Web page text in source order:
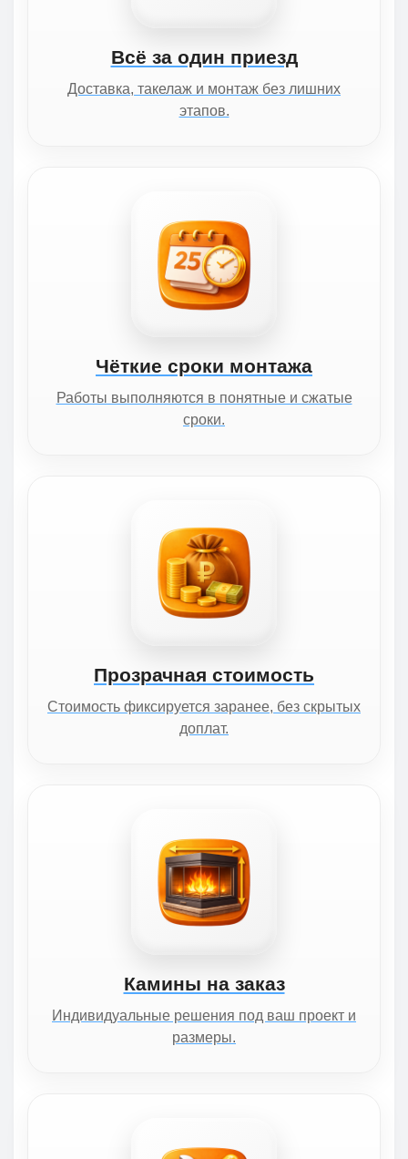
Всё за один приезд
Доставка, такелаж и монтаж без лишних
этапов.
Чёткие сроки монтажа
Работы выполняются в понятные и сжатые
сроки.
Прозрачная стоимость
Стоимость фиксируется заранее, без скрытых
доплат.
Камины на заказ
Индивидуальные решения под ваш проект и
размеры.